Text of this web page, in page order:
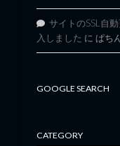
サイトのSSL自
入しました に ぱち
GOOGLE SEARCH
CATEGORY